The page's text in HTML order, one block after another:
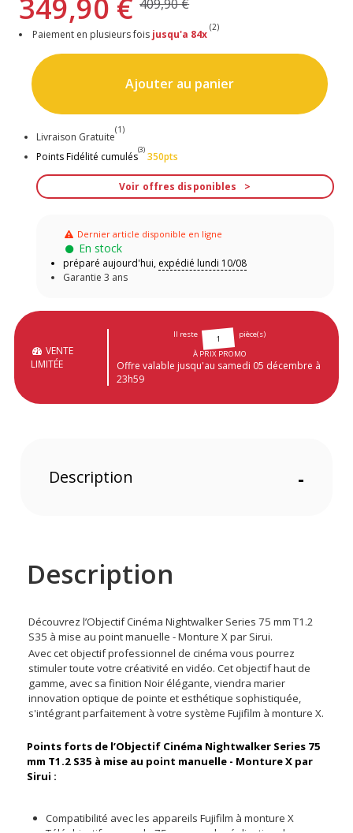
349,90 € 409,90 €
Paiement en plusieurs fois jusqu'a 84x
(2)
Ajouter au panier
Livraison Gratuite
(1)
Points Fidélité cumulés
(3)
350pts
Voir offres disponibles
Dernier article disponible en ligne
En stock
préparé aujourd'hui, expédié lundi 10/08
Garantie 3 ans
VENTE
LIMITÉE
Il reste 1
pièce(s)
À PRIX PROMO
Offre valable jusqu'au samedi 05 décembre à
23h59
Description -
Description
Découvrez l’Objectif Cinéma Nightwalker Series 75 mm T1.2
S35 à mise au point manuelle - Monture X par Sirui.
Avec cet objectif professionnel de cinéma vous pourrez
stimuler toute votre créativité en vidéo. Cet objectif haut de
gamme, avec sa finition Noir élégante, viendra marier
innovation optique de pointe et esthétique sophistiquée,
s'intégrant parfaitement à votre système Fujifilm à monture X.
Points forts de l’Objectif Cinéma Nightwalker Series 75
mm T1.2 S35 à mise au point manuelle - Monture X par
Sirui :
Compatibilité avec les appareils Fujifilm à monture X